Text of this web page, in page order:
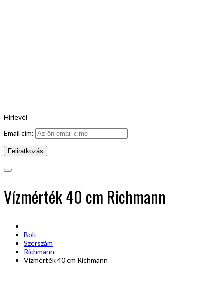
Hírlevél
Email cim:
Vízmérték 40 cm Richmann
Bolt
Szerszám
Richmann
Vízmérték 40 cm Richmann